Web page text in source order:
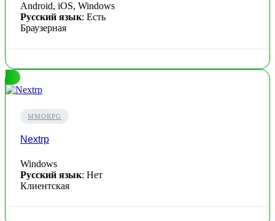
Android, iOS, Windows
Русский язык: Есть
Браузерная
MMORPG
Nextrp
Windows
Русский язык: Нет
Клиентская